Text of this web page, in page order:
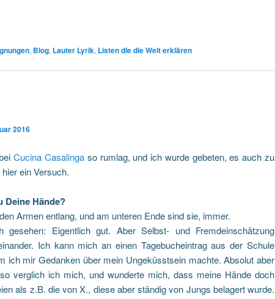
, Blog, Lauter Lyrik, Listen die die Welt erklären
2016
Cucina Casalingaso rumlag, und ich wurde gebeten, es auch zu
ein Versuch.
Deine Hände?
Armen entlang, und am unteren Ende sind sie, immer.
gesehen: Eigentlich gut. Aber Selbst- und Fremdeinschätzung
Ich kann mich an einen Tagebucheintrag aus der Schule
ich mir Gedanken über mein Ungeküsstsein machte. Absolut aber
verglich ich mich, und wunderte mich, dass meine Hände doch
als z.B. die von X., diese aber ständig von Jungs belagert wurde.